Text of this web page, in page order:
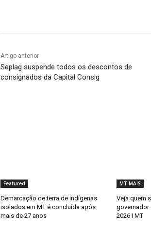
Artigo anterior
Seplag suspende todos os descontos de
consignados da Capital Consig
Featured
Demarcação de terra de indígenas
isolados em MT é concluída após
mais de 27 anos
MT MAIS
Veja quem
governador
2026 I MT